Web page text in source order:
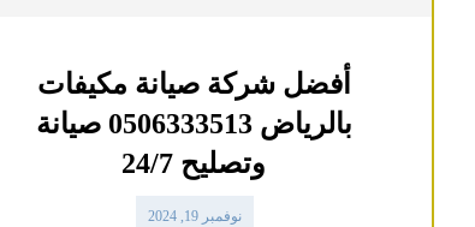
أفضل شركة صيانة مكيفات
بالرياض 0506333513 صيانة
وتصليح 24/7
نوفمبر 19, 2024